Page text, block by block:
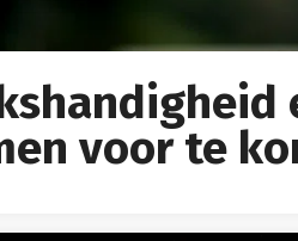
voor te